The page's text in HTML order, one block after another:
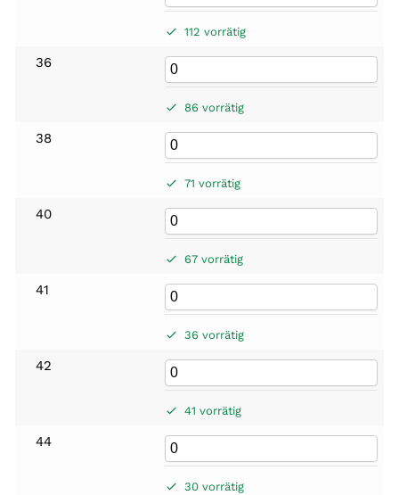
112 vorrätig
36
86 vorrätig
38
71 vorrätig
40
67 vorrätig
41
36 vorrätig
42
41 vorrätig
44
30 vorrätig